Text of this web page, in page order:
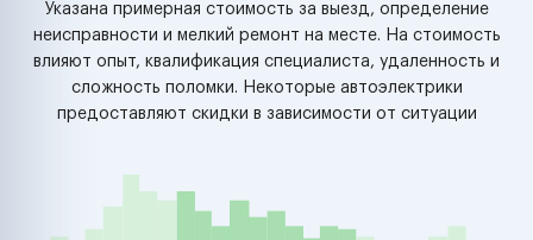
Указана примерная стоимость за выезд, определение
неисправности и мелкий ремонт на месте. На стоимость
влияют опыт, квалификация специалиста, удаленность и
сложность поломки. Некоторые автоэлектрики
предоставляют скидки в зависимости от ситуации